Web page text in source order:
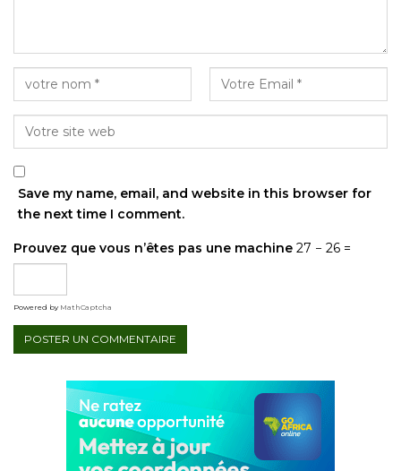
Save my name, email, and website in this browser for
the next time I comment.
Prouvez que vous n’êtes pas une machine 27 − 26 =
Powered by MathCaptcha